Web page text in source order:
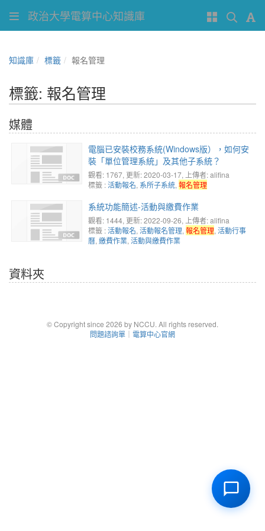
政治大學電算中心知識庫
知識庫 標籤 報名管理
標籤: 報名管理
媒體
電腦已安裝校務系統(Windows版），如何安
裝「單位管理系統」及其他子系統？
觀看: 1767, 更新: 2020-03-17, 上傳者: alifina
標籤 :活動報名, 系所子系統, 報名管理
系統功能簡述-活動與繳費作業
觀看: 1444, 更新: 2022-09-26, 上傳者: alifina
標籤 :活動報名, 活動報名管理, 報名管理, 活動行事
曆, 繳費作業, 活動與繳費作業
資料夾
© Copyright since 2026 by NCCU. All rights reserved.
問題諮詢單 ｜ 電算中心官網